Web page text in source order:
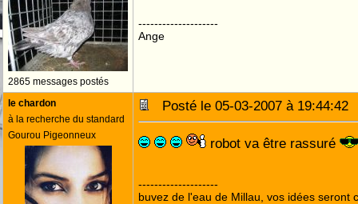
2865 messages postés
--------------------
Ange
le chardon
à la recherche du standard
Gourou Pigeonneux
Posté le 05-03-2007 à
robot va être rassuré
--------------------
buvez de l'eau de Millau, vos idées seront